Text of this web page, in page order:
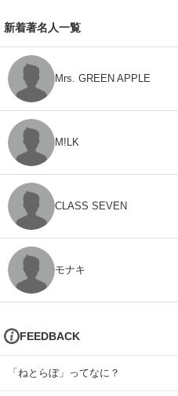
新着著名人一覧
Mrs. GREEN APPLE
M!LK
CLASS SEVEN
モナキ
FEEDBACK
「ねとらぼ」ってなに？